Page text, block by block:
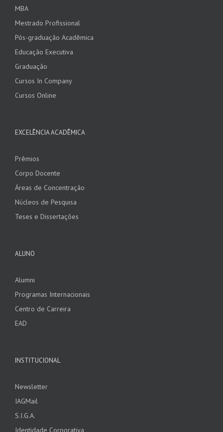
MBA
Mestrado Profissional
Pós-graduação Acadêmica
Educação Executiva
Graduação
Cursos In Company
Cursos Online
EXCELÊNCIA ACADÊMICA
Prêmios
Corpo Docente
Áreas de Concentração
Núcleos de Pesquisa
Teses e Dissertações
ALUNO
Alumni
Programas Internacionais
Centro de Carreira
EAD
INSTITUCIONAL
Newsletter
IAGMail
S.I.G.A.
Identidade Corporativa